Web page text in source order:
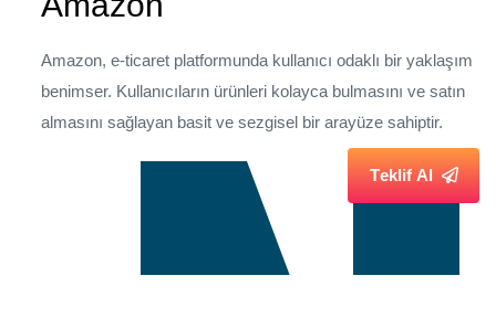
Amazon, e-ticaret platformunda kullanıcı odaklı bir yaklaşım
benimser. Kullanıcıların ürünleri kolayca bulmasını ve satın
almasını sağlayan basit ve sezgisel bir arayüze sahiptir.
Teklif Al